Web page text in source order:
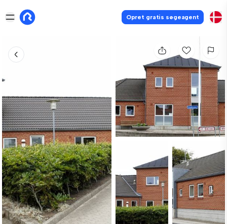
Opret gratis søgeagent